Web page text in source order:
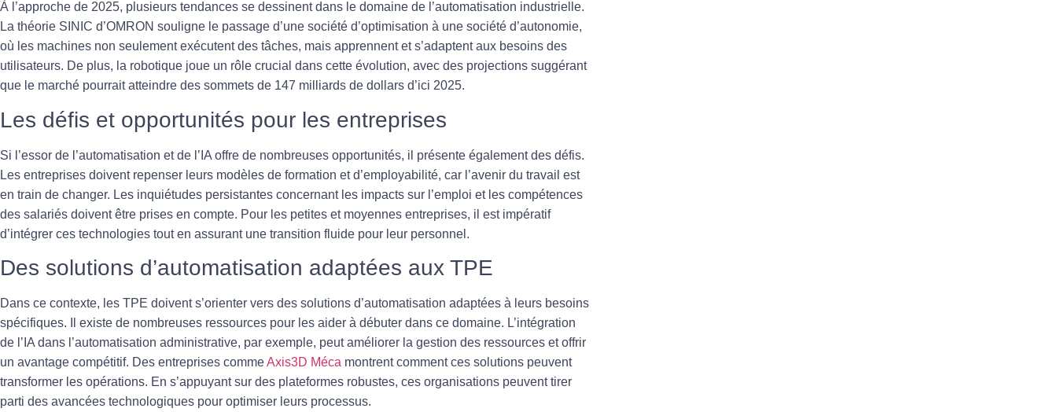
À l’approche de 2025, plusieurs tendances se dessinent dans le domaine de l’automatisation industrielle.
La théorie SINIC d’OMRON souligne le passage d’une société d’optimisation à une société d’autonomie,
où les machines non seulement exécutent des tâches, mais apprennent et s’adaptent aux besoins des
utilisateurs. De plus, la robotique joue un rôle crucial dans cette évolution, avec des projections suggérant
que le marché pourrait atteindre des sommets de 147 milliards de dollars d’ici 2025.
Les défis et opportunités pour les entreprises
Si l’essor de l’automatisation et de l’IA offre de nombreuses opportunités, il présente également des défis.
Les entreprises doivent repenser leurs modèles de formation et d’employabilité, car l’avenir du travail est
en train de changer. Les inquiétudes persistantes concernant les impacts sur l’emploi et les compétences
des salariés doivent être prises en compte. Pour les petites et moyennes entreprises, il est impératif
d’intégrer ces technologies tout en assurant une transition fluide pour leur personnel.
Des solutions d’automatisation adaptées aux TPE
Dans ce contexte, les TPE doivent s’orienter vers des solutions d’automatisation adaptées à leurs besoins
spécifiques. Il existe de nombreuses ressources pour les aider à débuter dans ce domaine. L’intégration
de l’IA dans l’automatisation administrative, par exemple, peut améliorer la gestion des ressources et offrir
un avantage compétitif. Des entreprises commeAxis3D Méca montrent comment ces solutions peuvent
transformer les opérations. En s’appuyant sur des plateformes robustes, ces organisations peuvent tirer
parti des avancées technologiques pour optimiser leurs processus.